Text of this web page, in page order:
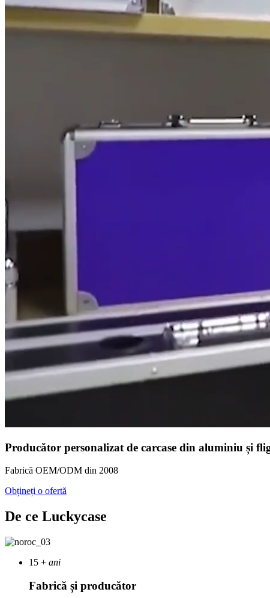
Producător personalizat de carcase din aluminiu și
Fabrică OEM/ODM din 2008
Obțineți o ofertă
De ce Luckycase
15 + ani
Fabrică și producător